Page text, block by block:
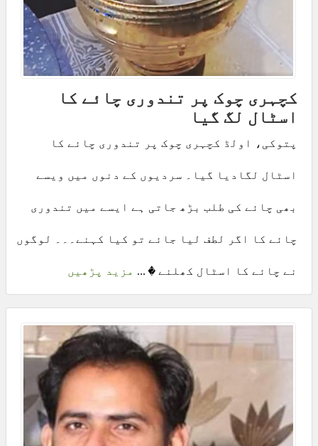
کچہری چوک پر تندوری چائے کا
اسٹال لگ گیا
پتوکی، اولڈ کچہری چوک پر تندوری چائے کا
اسٹال لگادیا گیا۔ سردیوں کے دنوں میں ویسے
بھی چائے کی طلب بڑھ جاتی ہے ایسے میں تندوری
چائے کا اگر لطف لیا جائے تو کیا کہنے۔۔۔ لوگوں
نے چائے کا اسٹال کھلنے � ... مزید پڑھیں